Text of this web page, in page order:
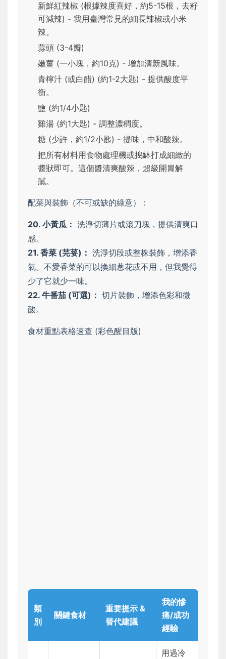
新鮮紅辣椒 (根據辣度喜好，約5-15根，去籽
可減辣) - 我用臺灣常見的細長辣椒或小米
辣。
蒜頭 (3-4瓣)
嫩薑 (一小塊，約10克) - 增加清新風味。
青檸汁 (或白醋) (約1-2大匙) - 提供酸度平
衡。
鹽 (約1/4小匙)
雞湯 (約1大匙) - 調整濃稠度。
糖 (少許，約1/2小匙) - 提味，中和酸辣。
把所有材料用食物處理機或搗缽打成細緻的
醬狀即可。這個醬清爽酸辣，超級開胃解
膩。
配菜與裝飾（不可或缺的綠意）：
20. 小黃瓜： 洗淨切薄片或滾刀塊，提供清爽口
感。
21. 香菜 (芫荽)： 洗淨切段或整株裝飾，增添香
氣。不愛香菜的可以換細蔥花或不用，但我覺得
少了它就少一味。
22. 牛番茄 (可選)： 切片裝飾，增添色彩和微
酸。
食材重點表格速查 (彩色醒目版)
類
別
關鍵食材
重要提示 &
替代建議
我的慘
痛/成功
經驗
用過冷